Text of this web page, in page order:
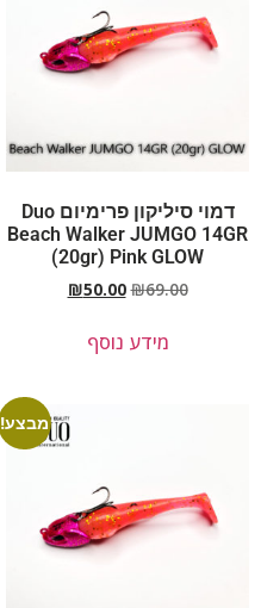
דמוי סיליקון פרימיום Duo
Beach Walker JUMGO 14GR
(20gr) Pink GLOW
₪69.00
₪50.00
מידע נוסף
מבצע!